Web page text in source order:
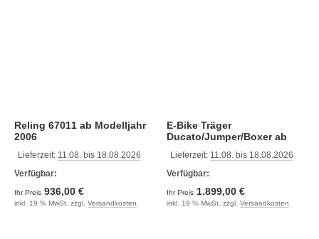
Reling 67011 ab Modelljahr
2006
Lieferzeit: 11.08. bis 18.08.2026
Verfügbar:
Ihr Preis 936,00 €
inkl. 19 % MwSt. zzgl. Versandkosten
E-Bike Träger
Ducato/Jumper/Boxer ab
Lieferzeit: 11.08. bis 18.08.2026
Verfügbar:
Ihr Preis 1.899,00 €
inkl. 19 % MwSt. zzgl. Versandkosten